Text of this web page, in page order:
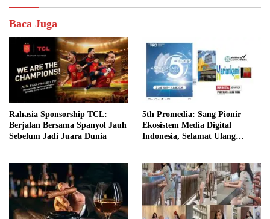
Baca Juga
Rahasia Sponsorship TCL:
Berjalan Bersama Spanyol Jauh
Sebelum Jadi Juara Dunia
5th Promedia: Sang Pionir
Ekosistem Media Digital
Indonesia, Selamat Ulang